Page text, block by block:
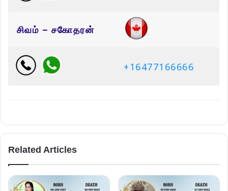
சிவம் – சகோதரன்
+16477166666
Related Articles